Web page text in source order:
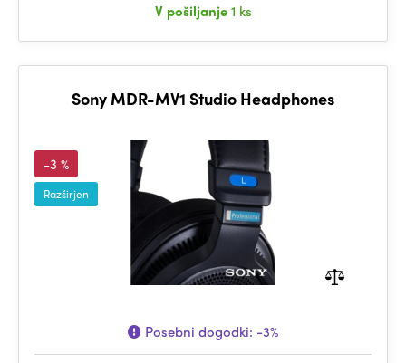
V pošiljanje1 ks
Sony MDR-MV1 Studio Headphones
-3 %
Razširjen
Posebni dogodki: -3%